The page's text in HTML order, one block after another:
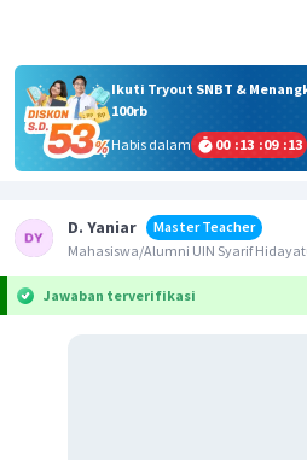
Ikuti Tryout SNBT &
100rb
Habis dalam
00 :13 :09 :12
D. Yaniar
Master Teacher
Mahasiswa/Alumni UIN Syarif
Jawaban terverifikasi